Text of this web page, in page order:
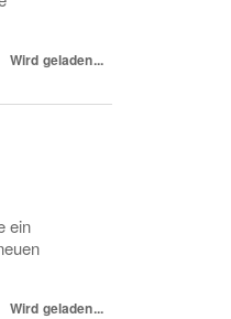
Wird geladen...
ein
Wird geladen...